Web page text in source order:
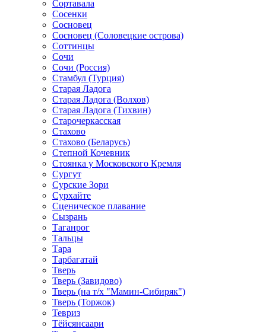
Сортавала
Сосенки
Сосновец
Сосновец (Соловецкие острова)
Соттинцы
Сочи
Сочи (Россия)
Стамбул (Турция)
Старая Ладога
Старая Ладога (Волхов)
Старая Ладога (Тихвин)
Старочеркасская
Стахово
Стахово (Беларусь)
Степной Кочевник
Стоянка у Московского Кремля
Сургут
Сурские Зори
Сурхайте
Сценическое плавание
Сызрань
Таганрог
Тальцы
Тара
Тарбагатай
Тверь
Тверь (Завидово)
Тверь (на т/х "Мамин-Сибиряк")
Тверь (Торжок)
Тевриз
Тёйсянсаари